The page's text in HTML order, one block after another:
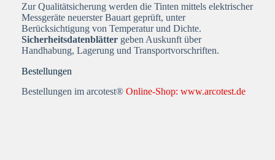
Zur Qualitätsicherung werden die Tinten mittels elektrischer
Messgeräte neuerster Bauart geprüft, unter
Berücksichtigung von Temperatur und Dichte.
Sicherheitsdatenblättergeben Auskunft über
Handhabung, Lagerung und Transportvorschriften.
Bestellungen
Bestellungen im arcotest® Online-Shop: www.arcotest.de